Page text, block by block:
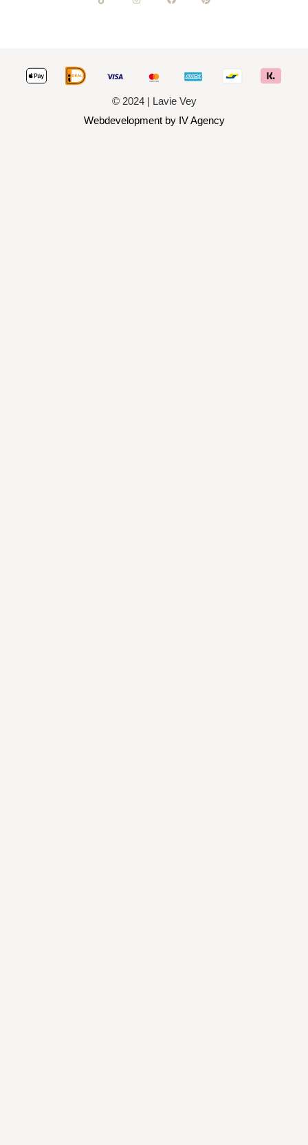
© 2024 | Lavie Vey
Webdevelopment by IV Agency